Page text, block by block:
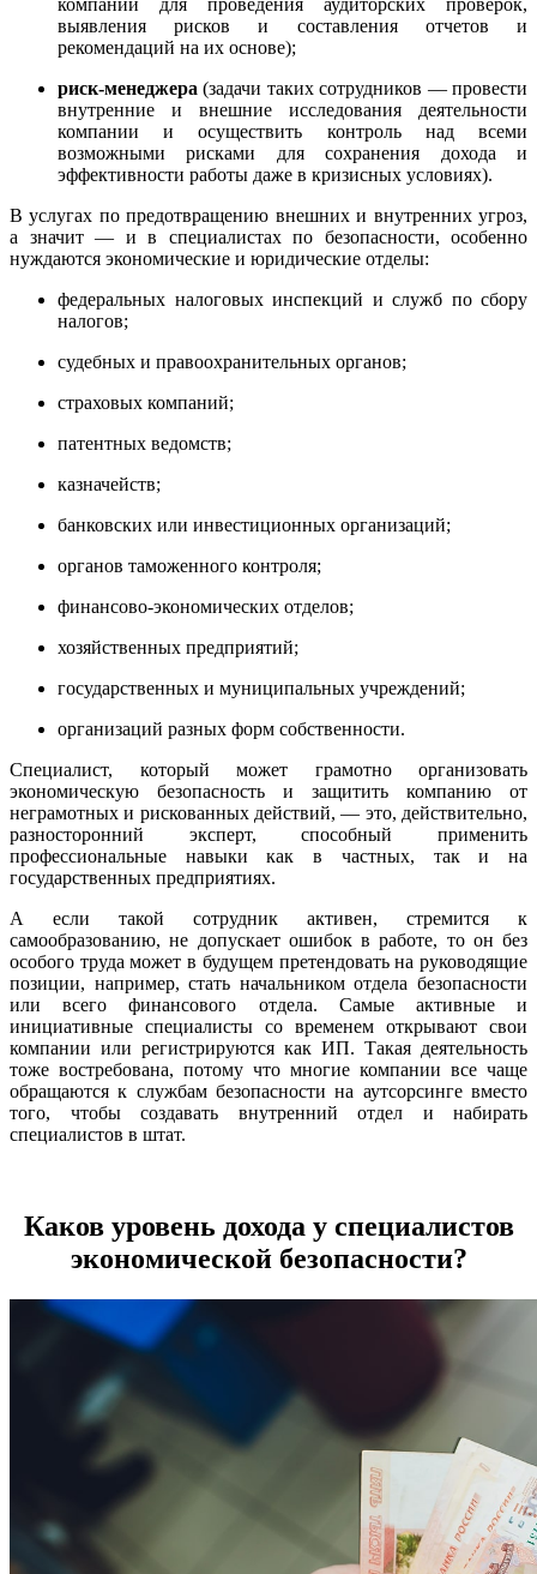
выявления рисков и составления отчетов и
рекомендаций на их основе);
риск-менеджера (задачи таких сотрудников — провести
внутренние и внешние исследования деятельности
компании и осуществить контроль над всеми
возможными рисками для сохранения дохода и
эффективности работы даже в кризисных условиях).
В услугах по предотвращению внешних и внутренних угроз,
а значит — и в специалистах по безопасности, особенно
нуждаются экономические и юридические отделы:
федеральных налоговых инспекций и служб по сбору
налогов;
судебных и правоохранительных органов;
страховых компаний;
патентных ведомств;
казначейств;
банковских или инвестиционных организаций;
органов таможенного контроля;
финансово-экономических отделов;
хозяйственных предприятий;
государственных и муниципальных учреждений;
организаций разных форм собственности.
Специалист, который может грамотно организовать
экономическую безопасность и защитить компанию от
неграмотных и рискованных действий, — это, действительно,
разносторонний эксперт, способный применить
профессиональные навыки как в частных, так и на
государственных предприятиях.
А если такой сотрудник активен, стремится к
самообразованию, не допускает ошибок в работе, то он без
особого труда может в будущем претендовать на руководящие
позиции, например, стать начальником отдела безопасности
или всего финансового отдела. Самые активные и
инициативные специалисты со временем открывают свои
компании или регистрируются как ИП. Такая деятельность
тоже востребована, потому что многие компании все чаще
обращаются к службам безопасности на аутсорсинге вместо
того, чтобы создавать внутренний отдел и набирать
специалистов в штат.
Каков уровень дохода у специалистов
экономической безопасности?